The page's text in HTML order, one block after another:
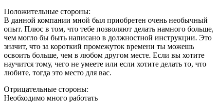
Положительные стороны:
В данной компании мной был приобретен очень необычный
опыт. Плюс в том, что тебе позволяют делать намного больше,
чем могло бы быть написано в должностной инструкции. Это
значит, что за короткий промежуток времени ты можешь
освоить больше, чем в любом другом месте. Если вы хотите
научится тому, чего не умеете или если хотите делать то, что
любите, тогда это место для вас.
Отрицательные стороны:
Необходимо много работать